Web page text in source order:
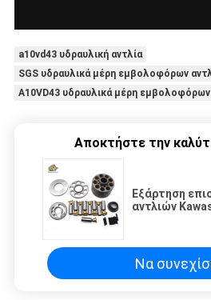
a10vd43 υδραυλική αντλία
SGS υδραυλικά μέρη εμβολοφόρων
A10VD43 υδραυλικά μέρη εμβολοφόρων
Αποκτήστε την
Εξάρτηση
αντλιών
Να